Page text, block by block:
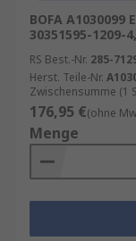
BOFA
30351595-1209-
RS Best.-Nr. 285-
Herst. Teile-Nr.
Zwischensumme (1
176,95 €(ohne
Menge